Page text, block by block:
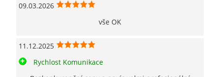
09.03.2026
vše OK
11.12.2025
Rychlost Komunikace